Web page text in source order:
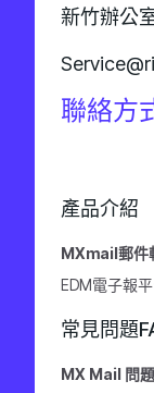
新竹辦公
聯絡方
產品介紹
MXmail郵件
EDM電子報
常見問題
MX Mail 問題